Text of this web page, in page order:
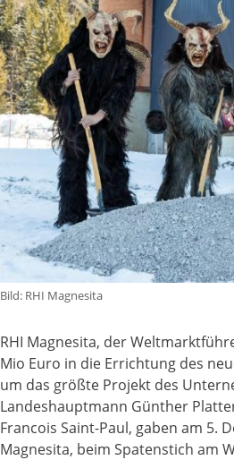
Bild: RHI Magnesita
RHI Magnesita, der
Mio Euro in die Errichtung des
um das größte Projekt des
Landeshauptmann Günther
Francois Saint-Paul, gaben am 5.
Magnesita, beim Spatenstich am